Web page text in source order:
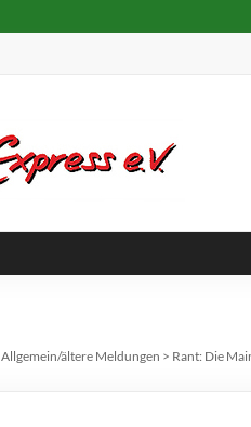
Allgemein/ältere Meldungen > Rant: Die